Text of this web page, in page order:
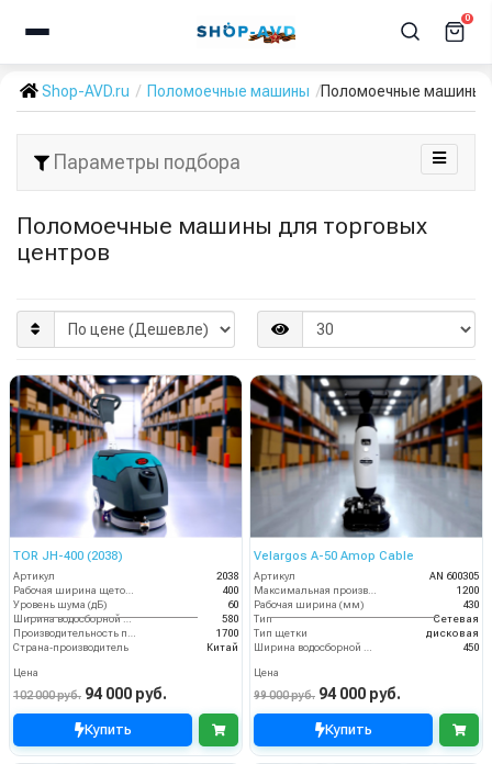
0
Shop-AVD.ru Поломоечные машины Поломоечные машины
Параметры подбора
Поломоечные машины для торговых
центров
TOR JH-400 (2038)
Артикул
2038
400
Уровень шума (дБ)
60
Ширина водосборной рейки
580
1700
Страна-производитель
Китай
Цена
102 000 руб. 94 000 руб.
Купить
Velargos A-50 Amop Cable
Артикул
AN 600305
1200
Рабочая ширина (мм)
430
Тип
Сетевая
Тип щетки
дисковая
450
Цена
99 000 руб. 94 000 руб.
Купить